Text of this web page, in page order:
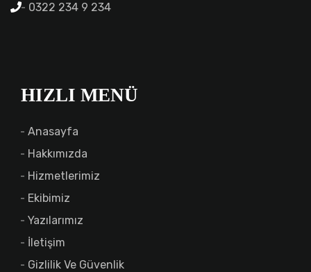
0322 234 9 234
HIZLI MENÜ
Anasayfa
Hakkımızda
Hizmetlerimiz
Ekibimiz
Yazılarımız
İletişim
Gizlilik Ve Güvenlik